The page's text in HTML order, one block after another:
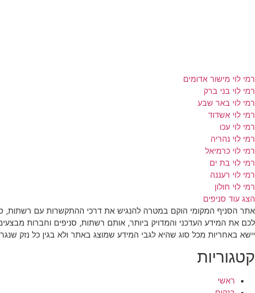
רמי לוי מישור אדומים
רמי לוי בני ברק
רמי לוי באר שבע
רמי לוי אשדוד
רמי לוי עכו
רמי לוי נהריה
רמי לוי כרמיאל
רמי לוי בת ים
רמי לוי רעננה
רמי לוי חולון
הצג עוד סניפים
אתר הסניף המקומי הוקם במטרה להנגיש את דרכי ההתקשרות עם רשתות,
לכם את המידע העדכני והמדויק ביותר, אותם רשתות, סניפים וחברות
יישא באחריות מכל סוג שהיא לגבי המידע שמוצג באתר ולא בגין כל נזק
קטגוריות
ראשי